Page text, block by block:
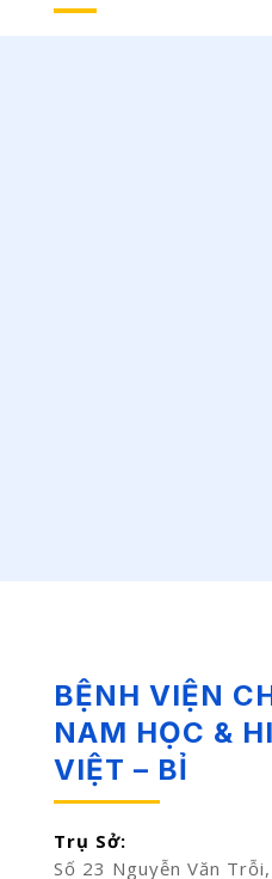
BỆNH VIỆN
NAM HỌC &
VIỆT – BỈ
Trụ Sở:
Số 23 Nguyễn Văn